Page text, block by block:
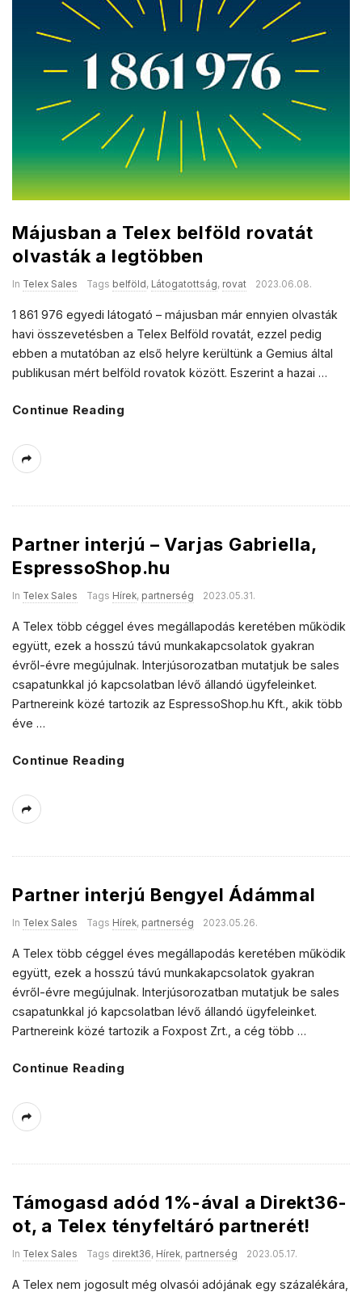
Májusban a Telex belföld rovatát
olvasták a legtöbben
In Telex Sales Tags belföld , Látogatottság, rovat 2023.06.08.
1 861 976 egyedi látogató – májusban már ennyien olvasták
havi összevetésben a Telex Belföld rovatát, ezzel pedig
ebben a mutatóban az első helyre kerültünk a Gemius által
publikusan mért belföld rovatok között. Eszerint a hazai …
Continue Reading
Partner interjú – Varjas Gabriella,
EspressoShop.hu
In Telex Sales Tags Hírek, partnerség 2023.05.31.
A Telex több céggel éves megállapodás keretében működik
együtt, ezek a hosszú távú munkakapcsolatok gyakran
évről-évre megújulnak. Interjúsorozatban mutatjuk be sales
csapatunkkal jó kapcsolatban lévő állandó ügyfeleinket.
Partnereink közé tartozik az EspressoShop.hu Kft., akik több
éve …
Continue Reading
Partner interjú Bengyel Ádámmal
In Telex Sales Tags Hírek, partnerség 2023.05.26.
A Telex több céggel éves megállapodás keretében működik
együtt, ezek a hosszú távú munkakapcsolatok gyakran
évről-évre megújulnak. Interjúsorozatban mutatjuk be sales
csapatunkkal jó kapcsolatban lévő állandó ügyfeleinket.
Partnereink közé tartozik a Foxpost Zrt., a cég több …
Continue Reading
Támogasd adód 1%-ával a Direkt36-
ot, a Telex tényfeltáró partnerét!
In Telex Sales Tags direkt36, Hírek, partnerség 2023.05.17.
A Telex nem jogosult még olvasói adójának egy százalékára,